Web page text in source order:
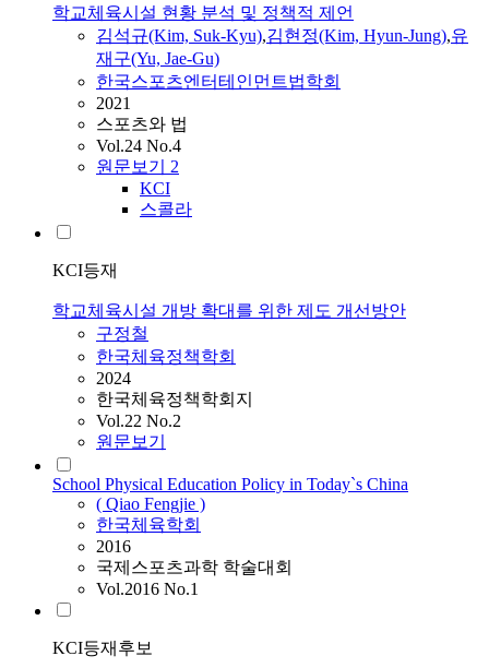
학교체육시설 현황 분석 및 정책적 제언
김석규(Kim, Suk-Kyu),김현정(Kim, Hyun-Jung),유
재구(Yu, Jae-Gu)
한국스포츠엔터테인먼트법학회
2021
스포츠와 법
Vol.24 No.4
원문보기 2
KCI
스콜라
KCI등재
학교체육시설 개방 확대를 위한 제도 개선방안
구정철
한국체육정책학회
2024
한국체육정책학회지
Vol.22 No.2
원문보기
School Physical Education Policy in Today`s China
( Qiao Fengjie )
한국체육학회
2016
국제스포츠과학 학술대회
Vol.2016 No.1
KCI등재후보